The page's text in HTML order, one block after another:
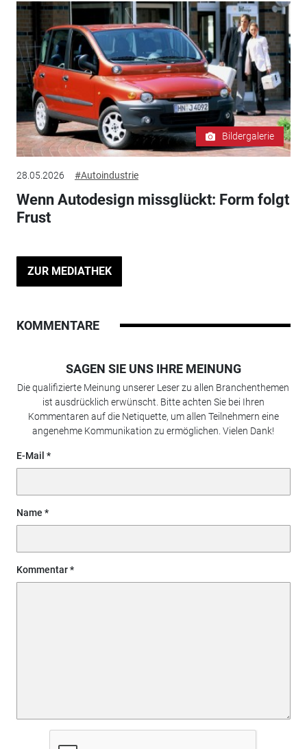
Bildergalerie
28.05.2026 #Autoindustrie
Wenn Autodesign missglückt: Form folgt
Frust
ZUR MEDIATHEK
KOMMENTARE
SAGEN SIE UNS IHRE MEINUNG
Die qualifizierte Meinung unserer Leser zu allen Branchenthemen
ist ausdrücklich erwünscht. Bitte achten Sie bei Ihren
Kommentaren auf die Netiquette, um allen Teilnehmern eine
angenehme Kommunikation zu ermöglichen. Vielen Dank!
E-Mail
Name
Kommentar